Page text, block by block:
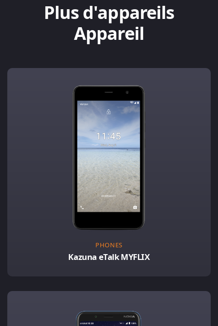
Plus d'appareils
Appareil
PHONES
Kazuna eTalk MYFLIX